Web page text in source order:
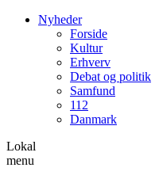
Nyheder
Forside
Kultur
Erhverv
Debat og politik
Samfund
112
Danmark
Lokal
menu